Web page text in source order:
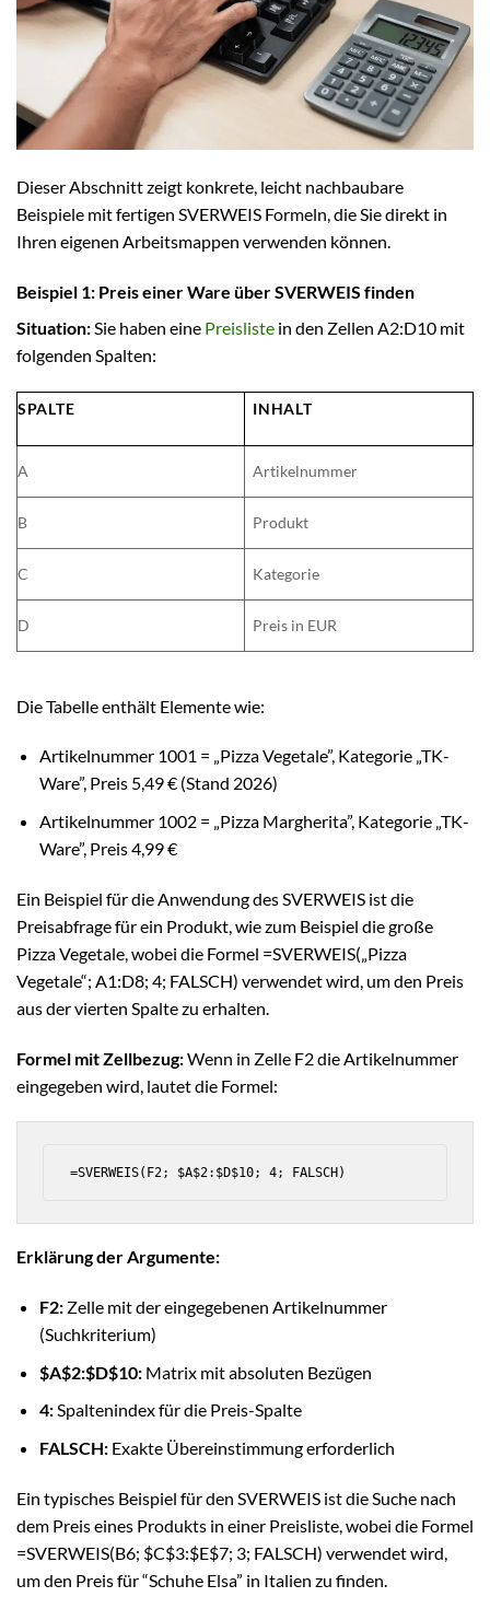
Dieser Abschnitt zeigt konkrete, leicht nachbaubare
Beispiele mit fertigen SVERWEIS Formeln, die Sie direkt in
Ihren eigenen Arbeitsmappen verwenden können.
Beispiel 1: Preis einer Ware über SVERWEIS finden
Situation:Sie haben eine Preisliste in den Zellen A2:D10 mit
folgenden Spalten:
SPALTE INHALT
A Artikelnummer
B Produkt
C Kategorie
D Preis in EUR
Die Tabelle enthält Elemente wie:
Artikelnummer 1001 = „Pizza Vegetale”, Kategorie „TK-
Ware”, Preis 5,49 € (Stand 2026)
Artikelnummer 1002 = „Pizza Margherita”, Kategorie „TK-
Ware”, Preis 4,99 €
Ein Beispiel für die Anwendung des SVERWEIS ist die
Preisabfrage für ein Produkt, wie zum Beispiel die große
Pizza Vegetale, wobei die Formel =SVERWEIS(„Pizza
Vegetale“; A1:D8; 4; FALSCH) verwendet wird, um den Preis
aus der vierten Spalte zu erhalten.
Formel mit Zellbezug:Wenn in Zelle F2 die Artikelnummer
eingegeben wird, lautet die Formel:
=SVERWEIS(F2; $A$2:$D$10; 4; FALSCH)
Erklärung der Argumente:
F2:Zelle mit der eingegebenen Artikelnummer
(Suchkriterium)
$A$2:$D$10:Matrix mit absoluten Bezügen
4:Spaltenindex für die Preis-Spalte
FALSCH:Exakte Übereinstimmung erforderlich
Ein typisches Beispiel für den SVERWEIS ist die Suche nach
dem Preis eines Produkts in einer Preisliste, wobei die Formel
=SVERWEIS(B6; $C$3:$E$7; 3; FALSCH) verwendet wird,
um den Preis für “Schuhe Elsa” in Italien zu finden.